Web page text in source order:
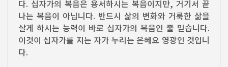
다. 십자가의 복음은 용서하시는 복음이지만, 거기서 끝
나는 복음이 아닙니다. 반드시 삶의 변화와 거룩한 삶을
살게 하시는 능력이 바로 십자가의 복음인 줄 믿습니다.
이것이 십자가를 지는 자가 누리는 은혜요 영광인 것입니
다.